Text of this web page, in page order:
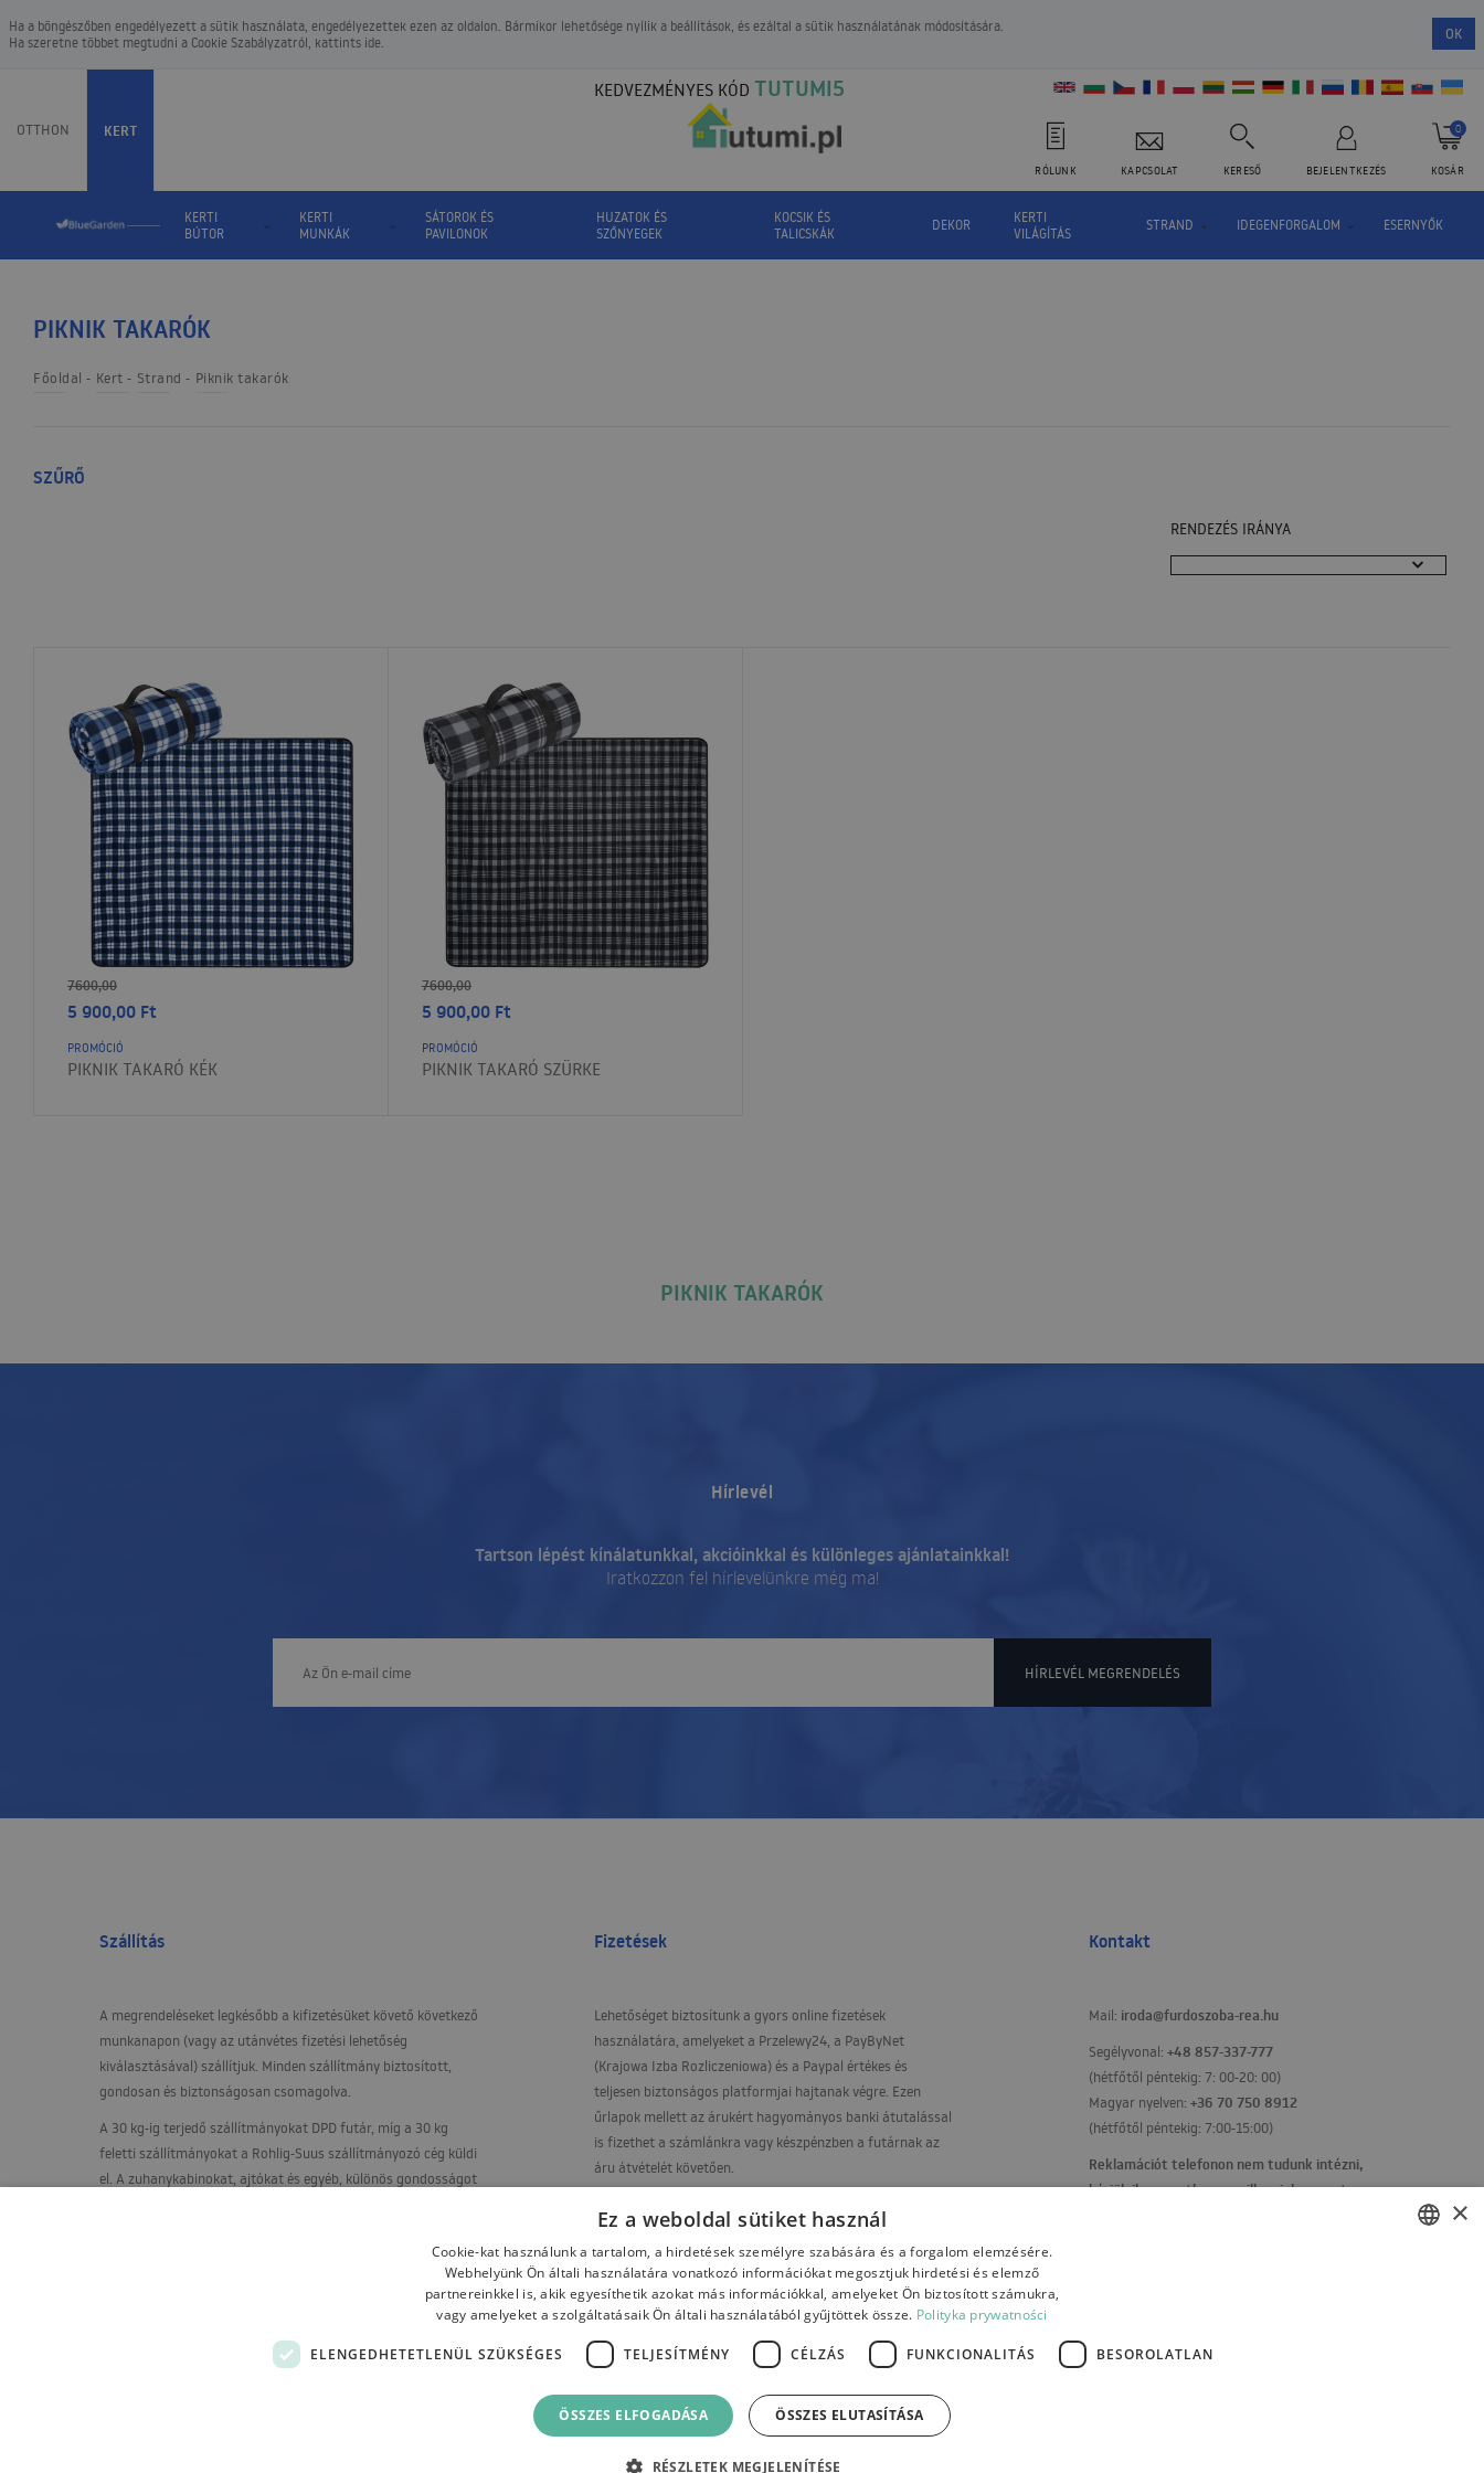
Ha a böngészőben engedélyezett a sütik használata, engedélyezettek ezen az oldalon. Bármikor lehetősége nyílik a beállítások, és ezáltal a sütik használatának módosítására.
Ha szeretne többet megtudni a Cookie Szabályzatról, kattints ide.
OK
OTTHON KERT
KEDVEZMÉNYES KÓD TUTUMI5
RÓLUNK KAPCSOLAT KERESŐ BEJELENTKEZÉS KOSÁR
0
KERTI
BÚTOR
KERTI
MUNKÁK
SÁTOROK ÉS
PAVILONOK
HUZATOK ÉS
SZŐNYEGEK
KOCSIK ÉS
TALICSKÁK
DEKOR
KERTI
VILÁGÍTÁS
STRAND IDEGENFORGALOM ESERNYŐK
PIKNIK TAKARÓK
Főoldal Kert Strand Piknik takarók
SZŰRŐ
RENDEZÉS IRÁNYA
7600,00
5 900,00 Ft
PROMÓCIÓ
PIKNIK TAKARÓ KÉK
7600,00
5 900,00 Ft
PROMÓCIÓ
PIKNIK TAKARÓ SZÜRKE
PIKNIK TAKARÓK
Hírlevél
Tartson lépést kínálatunkkal, akcióinkkal és különleges ajánlatainkkal!
Iratkozzon fel hírlevelünkre még ma!
HÍRLEVÉL MEGRENDELÉS
Szállítás
A megrendeléseket legkésőbb a kifizetésüket követő következő
munkanapon (vagy az utánvétes fizetési lehetőség
kiválasztásával) szállítjuk. Minden szállítmány biztosított,
gondosan és biztonságosan csomagolva.
A 30 kg-ig terjedő szállítmányokat DPDfutár, míg a 30 kg
feletti szállítmányokat a Rohlig-Suus szállítmányozó cég küldi
el. A zuhanykabinokat, ajtókat és egyéb, különös gondosságot
Fizetések
Lehetőséget biztosítunk a gyors online fizetések
használatára, amelyeket a Przelewy24, a PayByNet
(Krajowa Izba Rozliczeniowa) és a Paypal értékes és
teljesen biztonságos platformjai hajtanak végre. Ezen
űrlapok mellett az árukért hagyományos banki átutalással
is fizethet a számlánkra vagy készpénzben a futárnak az
áru átvételét követően.
PL17 1090 2590 0000 0001 4664 7395
Kontakt
Mail: iroda@furdoszoba-rea.hu
Segélyvonal: +48 857-337-777
(hétfőtől péntekig: 7: 00-20: 00)
Magyar nyelven: +36 70 750 8912
(hétfőtől péntekig: 7:00-15:00)
Reklamációt telefonon nem tudunk intézni,
kérjük ilyen esetben emailben jelezze ezt
About us Payments Contact
×
Ez a weboldal sütiket használ
Cookie-kat használunk a tartalom, a hirdetések személyre szabására és a forgalom elemzésére.
Webhelyünk Ön általi használatára vonatkozó információkat megosztjuk hirdetési és elemző
partnereinkkel is, akik egyesíthetik azokat más információkkal, amelyeket Ön biztosított számukra,
vagy amelyeket a szolgáltatásaik Ön általi használatából gyűjtöttek össze. Polityka prywatności
ELENGEDHETETLENÜL SZÜKSÉGES TELJESÍTMÉNY CÉLZÁS FUNKCIONALITÁS BESOROLATLAN
ÖSSZES ELFOGADÁSA ÖSSZES ELUTASÍTÁSA
RÉSZLETEK MEGJELENÍTÉSE